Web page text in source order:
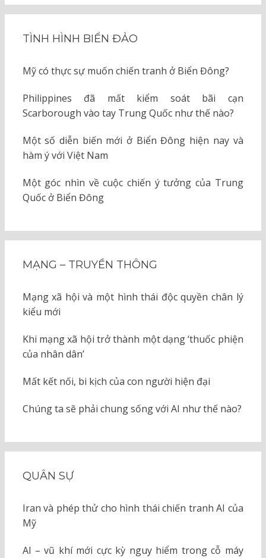
TÌNH HÌNH BIỂN ĐẢO
Mỹ có thực sự muốn chiến tranh ở Biển Đông?
Philippines đã mất kiểm soát bãi cạn
Scarborough vào tay Trung Quốc như thế nào?
Một số diễn biến mới ở Biển Đông hiện nay và
hàm ý với Việt Nam
Một góc nhìn về cuộc chiến ý tưởng của Trung
Quốc ở Biển Đông
MẠNG – TRUYỀN THÔNG
Mạng xã hội và một hình thái độc quyền chân lý
kiểu mới
Khi mạng xã hội trở thành một dạng ‘thuốc phiện
của nhân dân’
Mất kết nối, bi kịch của con người hiện đại
Chúng ta sẽ phải chung sống với AI như thế nào?
QUÂN SỰ
Iran và phép thử cho hình thái chiến tranh AI của
Mỹ
AI – vũ khí mới cực kỳ nguy hiểm trong cỗ máy